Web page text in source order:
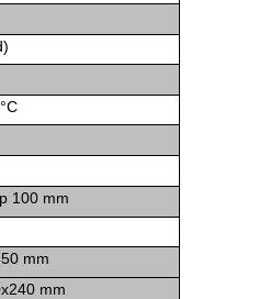
°C
100 mm
mm
mm